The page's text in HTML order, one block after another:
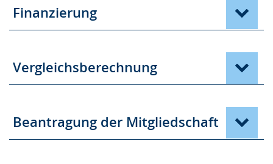
Finanzierung
Vergleichsberechnung
Beantragung der Mitgliedschaft